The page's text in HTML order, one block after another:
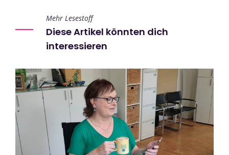
Mehr Lesestoff
Diese Artikel könnten dich
interessieren